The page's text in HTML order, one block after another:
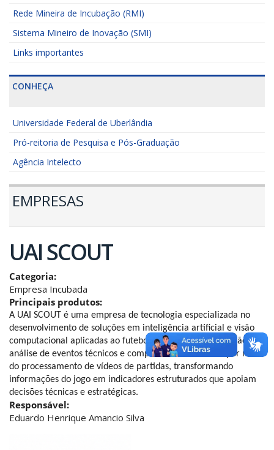
Rede Mineira de Incubação (RMI)
Sistema Mineiro de Inovação (SMI)
Links importantes
CONHEÇA
Universidade Federal de Uberlândia
Pró-reitoria de Pesquisa e Pós-Graduação
Agência Intelecto
EMPRESAS
UAI SCOUT
Categoria:
Empresa Incubada
Principais produtos:
A UAI SCOUT é uma empresa de tecnologia especializada no
desenvolvimento de soluções em inteligência artificial e visão
computacional aplicadas ao futebol. Atua na automatização da
análise de eventos técnicos e comportamentos táticos por meio
do processamento de vídeos de partidas, transformando
informações do jogo em indicadores estruturados que apoiam
decisões técnicas e estratégicas.
Responsável:
Eduardo Henrique Amancio Silva